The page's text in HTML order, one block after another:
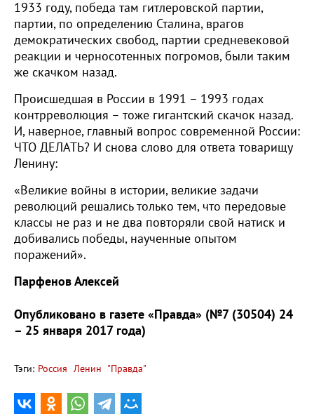
1933 году, победа там гитлеровской партии,
партии, по определению Сталина, врагов
демократических свобод, партии средневековой
реакции и черносотенных погромов, были таким
же скачком назад.
Происшедшая в России в 1991 – 1993 годах
контрреволюция – тоже гигантский скачок назад.
И, наверное, главный вопрос современной России:
ЧТО ДЕЛАТЬ? И снова слово для ответа товарищу
Ленину:
«Великие войны в истории, великие задачи
революций решались только тем, что передовые
классы не раз и не два повторяли свой натиск и
добивались победы, наученные опытом
поражений».
Парфенов Алексей
Опубликовано в газете «Правда» (№7 (30504) 24
– 25 января 2017 года)
Тэги: Россия Ленин "Правда"